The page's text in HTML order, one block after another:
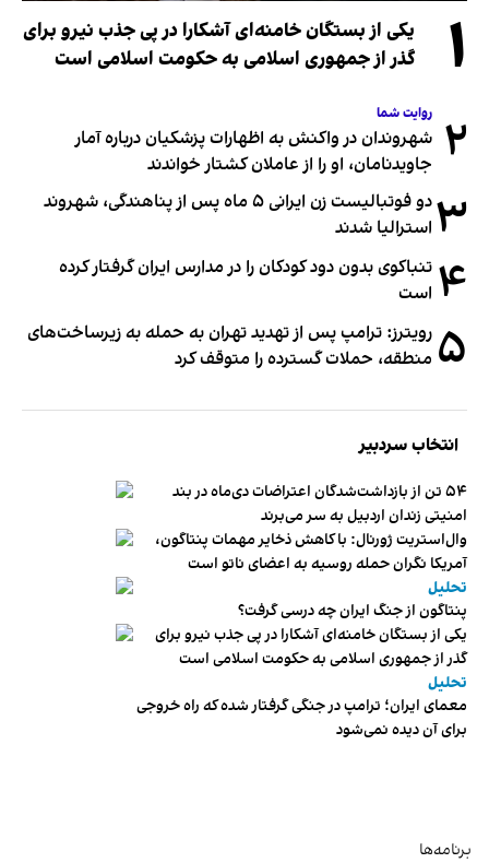
۱
یکی از بستگان خامنه‌ای آشکارا در پی جذب نیرو برای
گذر از جمهوری اسلامی به حکومت اسلامی است
۲ روایت شما
شهروندان در واکنش به اظهارات پزشکیان درباره آمار
جاویدنامان، او را از عاملان کشتار خواندند
۳
دو فوتبالیست زن ایرانی ۵ ماه پس از پناهندگی، شهروند
استرالیا شدند
۴ تنباکوی بدون دود کودکان را در مدارس ایران گرفتار کرده
است
۵ رویترز: ترامپ پس از تهدید تهران به حمله به زیرساخت‌های
منطقه، حملات گسترده را متوقف کرد
انتخاب سردبیر
۵۴ تن از بازداشت‌شدگان اعتراضات دی‌ماه در بند
امنیتی زندان اردبیل به سر می‌برند
وال‌استریت ژورنال: با کاهش ذخایر مهمات پنتاگون،
آمریکا نگران حمله روسیه به اعضای ناتو‌ است
تحلیل
پنتاگون از جنگ ایران چه درسی گرفت؟
یکی از بستگان خامنه‌ای آشکارا در پی جذب نیرو برای
گذر از جمهوری اسلامی به حکومت اسلامی است
تحلیل
معمای ایران؛ ترامپ در جنگی گرفتار شده که راه خروجی
برای آن دیده نمی‌شود
برنامه‌ها